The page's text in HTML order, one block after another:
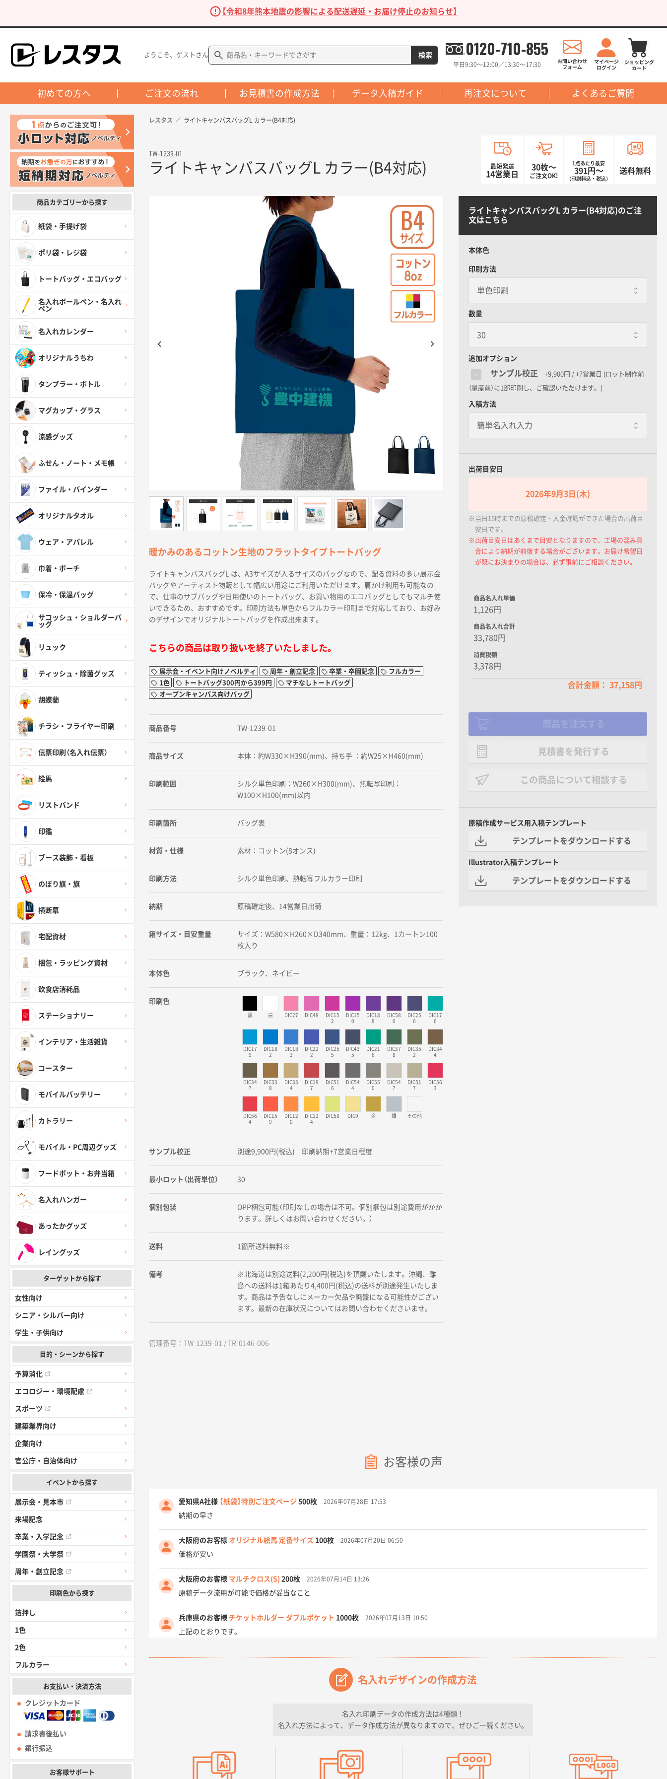
【令和8年熊本地震の影響による配送遅延・お届け停止のお知らせ】
ようこそ、ゲストさん 0120-710-855
平日9:30〜12:00／13:30〜17:30
初めての方へ ご注文の流れ お見積書の作成方法 データ入稿ガイド 再注文について よくあるご質問
商品カテゴリーから探す
紙袋・手提げ袋
ポリ袋・レジ袋
トートバッグ・エコバッグ
名入れボールペン・名入れ
ペン
名入れカレンダー
オリジナルうちわ
タンブラー・ボトル
マグカップ・グラス
涼感グッズ
ふせん・ノート・メモ帳
ファイル・バインダー
オリジナルタオル
ウェア・アパレル
巾着・ポーチ
保冷・保温バッグ
サコッシュ・ショルダーバ
ッグ
リュック
ティッシュ・除菌グッズ
胡蝶蘭
チラシ・フライヤー印刷
伝票印刷（名入れ伝票）
絵馬
リストバンド
印鑑
ブース装飾・看板
のぼり旗・旗
横断幕
宅配資材
梱包・ラッピング資材
飲食店消耗品
ステーショナリー
インテリア・生活雑貨
コースター
モバイルバッテリー
カトラリー
モバイル・PC周辺グッズ
フードポット・お弁当箱
名入れハンガー
あったかグッズ
レイングッズ
ターゲットから探す
女性向け
シニア・シルバー向け
学生・子供向け
目的・シーンから探す
予算消化
エコロジー・環境配慮
スポーツ
建築業界向け
企業向け
官公庁・自治体向け
イベントから探す
展示会・見本市
来場記念
卒業・入学記念
学園祭・大学祭
周年・創立記念
印刷色から探す
箔押し
1色
2色
フルカラー
お支払い・決済方法
クレジットカード
請求書後払い
銀行振込
お客様サポート
レスタス ライトキャンバスバッグL カラー(B4対応)
TW-1239-01
ライトキャンバスバッグL カラー(B4対応) 最短発送
14営業日
30枚〜
ご注文OK!
1点あたり最安
391円〜
（印刷料込・税込）
送料無料
ライトキャンバスバッグL カラー(B4対応)のご注
文はこちら
本体色
印刷方法
数量
追加オプション
サンプル校正 +9,900円 / +7営業日 (ロット制作前
（量産前）に1部印刷し、ご確認いただけます。)
入稿方法
出荷目安日
2026年9月3日(木)
※当日15時までの原稿確定・入金確認ができた場合の出荷目
安日です。
※出荷目安日はあくまで目安となりますので、工場の混み具
合により納期が前後する場合がございます。お届け希望日
が既にお決まりの場合は、必ず事前にご相談ください。
商品名入れ単価
1,126円
商品名入れ合計
33,780円
消費税額
3,378円
合計金額： 37,158円
見積書を発行する
この商品について相談する
原稿作成サービス用入稿テンプレート
テンプレートをダウンロードする
Illustrator入稿テンプレート
テンプレートをダウンロードする
暖かみのあるコットン生地のフラットタイプトートバッグ
ライトキャンバスバッグL は、A3サイズが入るサイズのバッグなので、配る資料の多い展示会
バッグやアーティスト物販として幅広い用途にご利用いただけます。肩かけ利用も可能なの
で、仕事のサブバッグや日用使いのトートバッグ、お買い物用のエコバッグとしてもマルチ使
いできるため、おすすめです。印刷方法も単色からフルカラー印刷まで対応しており、お好み
のデザインでオリジナルトートバッグを作成出来ます。
こちらの商品は取り扱いを終了いたしました。
展示会・イベント向けノベルティ 周年・創立記念 卒業・卒園記念
フルカラー
1色
トートバッグ300円から399円
マチなしトートバッグ
オープンキャンパス向けバッグ
商品番号 TW-1239-01
商品サイズ 本体：約W330×H390(mm)、持ち手 ：約W25×H460(mm)
印刷範囲
シルク単色印刷：W260×H300(mm)、熱転写印刷：
W100×H100(mm)以内
印刷箇所 バッグ表
材質・仕様 素材：コットン(8オンス)
印刷方法 シルク単色印刷、熱転写フルカラー印刷
納期 原稿確定後、14営業日出荷
箱サイズ・目安重量
サイズ：W580×H260×D340mm、重量：12kg、1カートン100
枚入り
本体色 ブラック、ネイビー
印刷色
黒 白 DIC27 DIC48
DIC15
2
DIC15
0
DIC18
8
DIC58
0
DIC25
6
DIC17
6
DIC17
9
DIC18
2
DIC18
3
DIC22
2
DIC25
5
DIC43
5
DIC21
6
DIC37
8
DIC35
2
DIC34
4
DIC34
7
DIC33
8
DIC33
4
DIC19
7
DIC51
6
DIC54
4
DIC55
0
DIC54
7
DIC51
7
DIC56
3
DIC56
4
DIC15
9
DIC12
0
DIC12
4
DIC58 DIC9 金 銀 その他
サンプル校正 別途9,900円(税込) 印刷納期+7営業日程度
最小ロット（出荷単位） 30
個別包装
OPP梱包可能（印刷なしの場合は不可。個別梱包は別途費用がかか
ります。詳しくはお問い合わせください。）
送料 1箇所送料無料※
備考
※北海道は別途送料(2,200円(税込)を頂戴いたします。沖縄、離
島への送料は1箱あたり4,400円(税込)の送料が別途発生いたしま
す。商品は予告なしにメーカー欠品や廃盤になる可能性がござい
ます。最新の在庫状況についてはお問い合わせくださいませ。
管理番号：TW-1239-01 / TR-0146-006
お客様の声
愛知県A社様 【紙袋】特別ご注文ページ 500枚 2026年07月28日 17:53
納期の早さ
大阪府のお客様 オリジナル絵馬 定番サイズ 100枚 2026年07月20日 06:50
価格が安い
大阪府のお客様 マルチクロス(S) 200枚 2026年07月14日 13:26
原稿データ流用が可能で価格が妥当なこと
兵庫県のお客様 チケットホルダー ダブルポケット 1000枚 2026年07月13日 10:50
上記のとおりです。
愛知県I社様 【オーダー商品】特別ご注文ページ043000枚 2026年07月03日 09:23
価格 大丈夫そうな会社に見えた
大阪府のお客様 A4フルカラークリアファイル 1000枚 2026年06月11日 14:46
名入れデザインの作成方法
名入れ印刷データの作成方法は4種類！
名入れ方法によって、データ作成方法が異なりますので、ぜひご一読ください。